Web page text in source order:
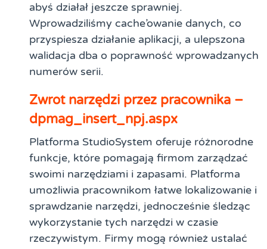
abyś działał jeszcze sprawniej.
Wprowadziliśmy cache’owanie danych, co
przyspiesza działanie aplikacji, a ulepszona
walidacja dba o poprawność wprowadzanych
numerów serii.
Zwrot narzędzi przez pracownika –
dpmag_insert_npj.aspx
Platforma StudioSystem oferuje różnorodne
funkcje, które pomagają firmom zarządzać
swoimi narzędziami i zapasami. Platforma
umożliwia pracownikom łatwe lokalizowanie i
sprawdzanie narzędzi, jednocześnie śledząc
wykorzystanie tych narzędzi w czasie
rzeczywistym. Firmy mogą również ustalać